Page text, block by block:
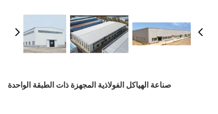
صناعة الهياكل الفولاذية المجهزة ذات الطبقة الواحدة